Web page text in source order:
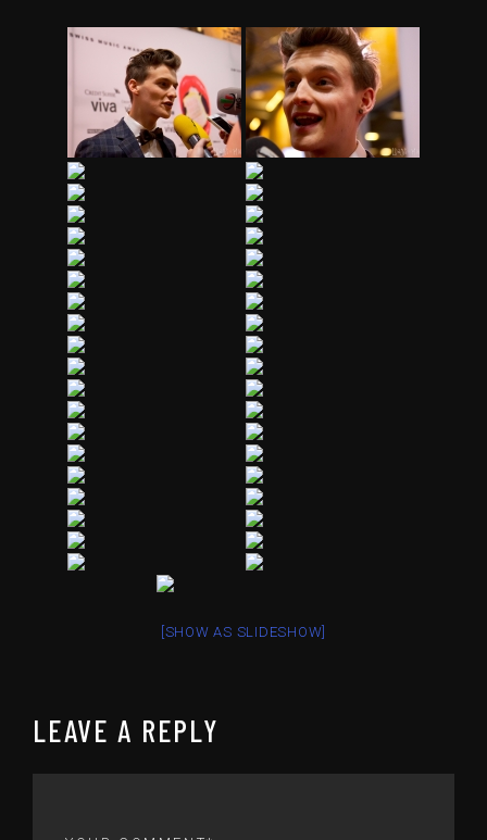
[SHOW AS SLIDESHOW]
LEAVE A REPLY